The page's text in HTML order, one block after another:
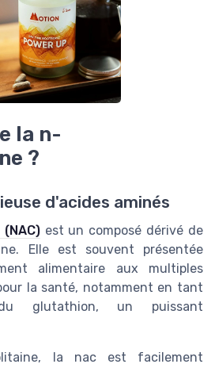
la n-
?
d'acides aminés
est un composé dérivé de
Elle est souvent présentée
alimentaire aux multiples
la santé, notamment en tant
glutathion, un puissant
la nac est facilement